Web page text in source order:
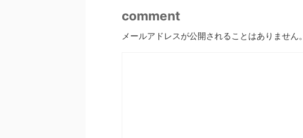
comment
メールアドレスが公開されることはありません。